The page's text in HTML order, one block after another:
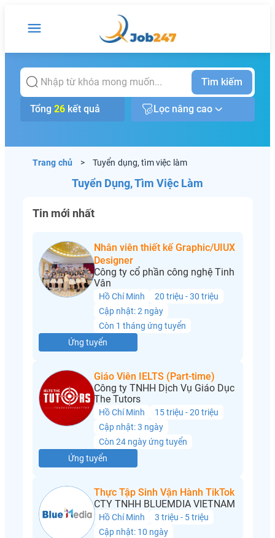
Tìm kiếm
Tổng 26 kết quả Lọc nâng cao
Trang chủ > Tuyển dụng, tìm việc làm
Tuyển Dụng, Tìm Việc Làm
Tin mới nhất
Nhân viên thiết kế Graphic/UIUX
Designer
Công ty cổ phần công nghệ Tinh
Vân
Hồ Chí Minh
20 triệu - 30 triệu
Cập nhật: 2 ngày
Còn 1 tháng ứng tuyển
Ứng tuyển
Giáo Viên IELTS (Part-time)
Công ty TNHH Dịch Vụ Giáo Dục
The Tutors
Hồ Chí Minh
15 triệu - 20 triệu
Cập nhật: 3 ngày
Còn 24 ngày ứng tuyển
Ứng tuyển
Thực Tập Sinh Vận Hành TikTok
CTY TNHH BLUEMDIA VIETNAM
Hồ Chí Minh
3 triệu - 5 triệu
Cập nhật: 10 ngày